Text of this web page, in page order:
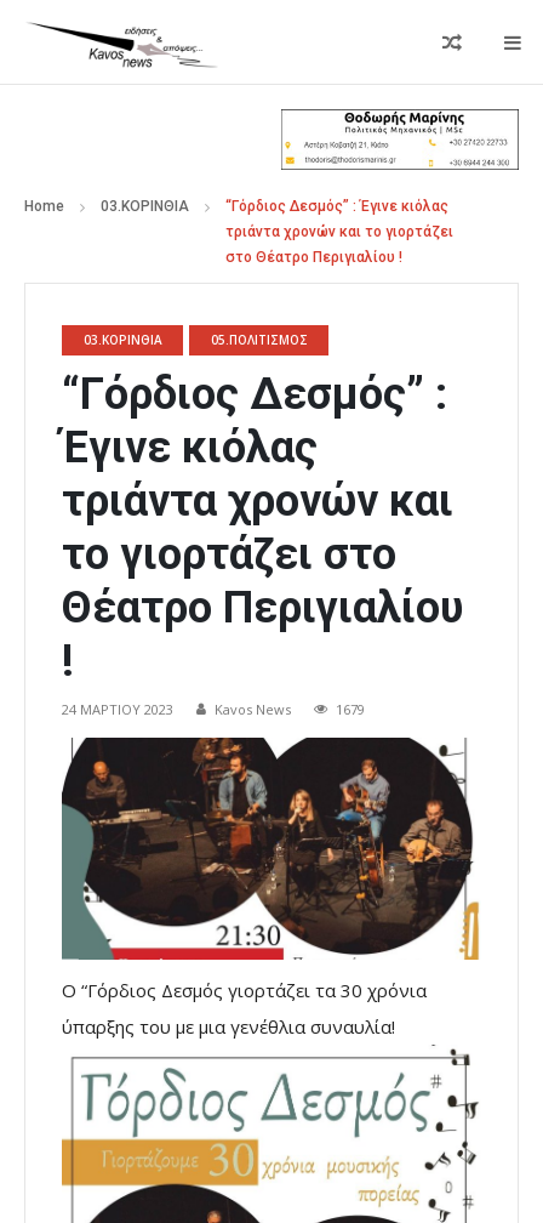
Home 03.ΚΟΡΙΝΘΙΑ
“Γόρδιος Δεσμός” : Έγινε κιόλας
τριάντα χρονών και το γιορτάζει
στο Θέατρο Περιγιαλίου !
03.ΚΟΡΙΝΘΙΑ 05.ΠΟΛΙΤΙΣΜΟΣ
“Γόρδιος Δεσμός” :
Έγινε κιόλας
τριάντα χρονών και
το γιορτάζει στο
Θέατρο Περιγιαλίου
!
24 ΜΑΡΤΊΟΥ 2023 Kavos News 1679
Ο “Γόρδιος Δεσμός γιορτάζει τα 30 χρόνια
ύπαρξης του με μια γενέθλια συναυλία!